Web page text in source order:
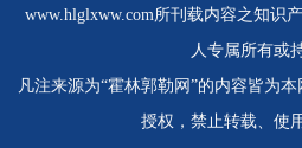
www.hlglxww.com所刊载内容之知识
人专属所有或
凡注来源为“霍林郭勒网”的内容皆为
授权，禁止转载、使用